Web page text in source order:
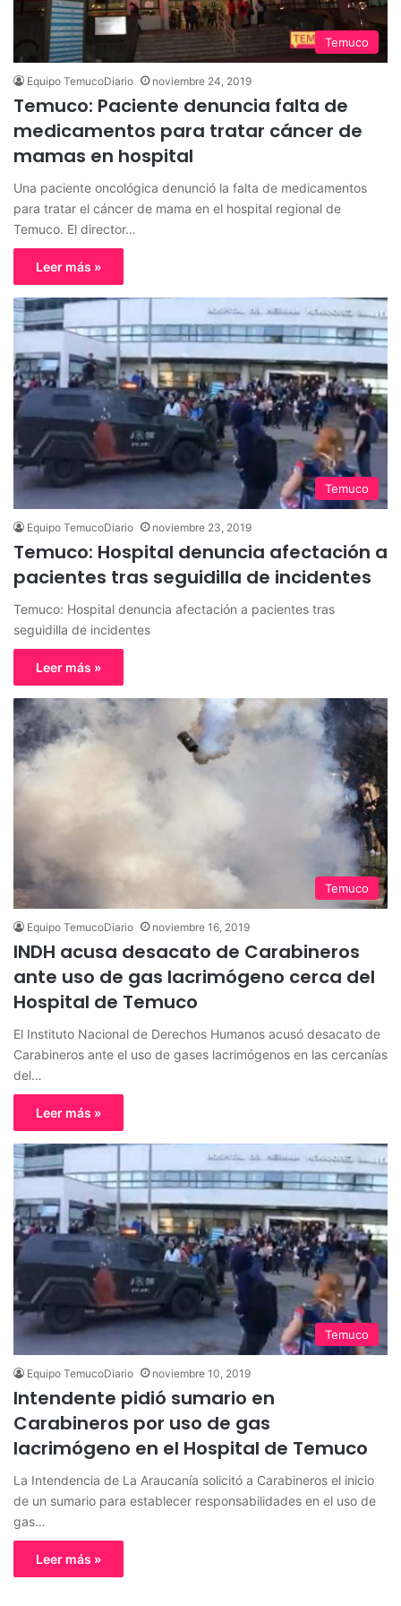
Temuco
Equipo TemucoDiario noviembre 24, 2019
Temuco: Paciente denuncia falta de
medicamentos para tratar cáncer de
mamas en hospital
Una paciente oncológica denunció la falta de medicamentos
para tratar el cáncer de mama en el hospital regional de
Temuco. El director…
Leer más »
Temuco
Equipo TemucoDiario noviembre 23, 2019
Temuco: Hospital denuncia afectación a
pacientes tras seguidilla de incidentes
Temuco: Hospital denuncia afectación a pacientes tras
seguidilla de incidentes
Leer más »
Temuco
Equipo TemucoDiario noviembre 16, 2019
INDH acusa desacato de Carabineros
ante uso de gas lacrimógeno cerca del
Hospital de Temuco
El Instituto Nacional de Derechos Humanos acusó desacato de
Carabineros ante el uso de gases lacrimógenos en las cercanías
del…
Leer más »
Temuco
Equipo TemucoDiario noviembre 10, 2019
Intendente pidió sumario en
Carabineros por uso de gas
lacrimógeno en el Hospital de Temuco
La Intendencia de La Araucanía solicitó a Carabineros el inicio
de un sumario para establecer responsabilidades en el uso de
gas…
Leer más »